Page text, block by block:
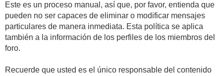
Este es un proceso manual, así que, por favor, entienda que
pueden no ser capaces de eliminar o modificar mensajes
particulares de manera inmediata. Esta política se aplica
también a la información de los perfiles de los miembros del
foro.
Recuerde que usted es el único responsable del contenido